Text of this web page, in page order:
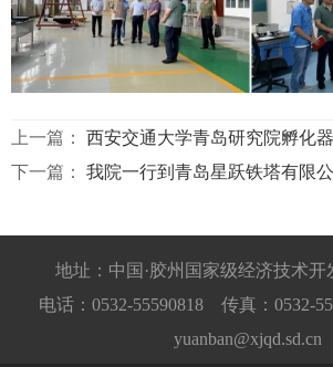
上一篇： 西安交通大学青岛研究院孵化器第二期入孵
下一篇： 我院一行到青岛星跃铁塔有限
地址：中国·胶州国家级经济技术开
电话：0532-55590818 传真：0532-
yuanban@xjqd.sd.cn